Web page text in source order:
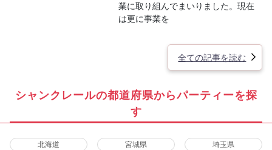
業に取り組んでまいりました。現在
は更に事業を
全ての記事を読む
シャンクレールの都道府県からパーティーを探
す
北海道 宮城県 埼玉県